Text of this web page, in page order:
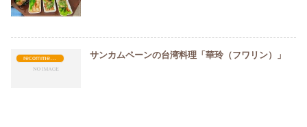
recommended サンカムペーンの台湾料理「華玲（フワリン）」